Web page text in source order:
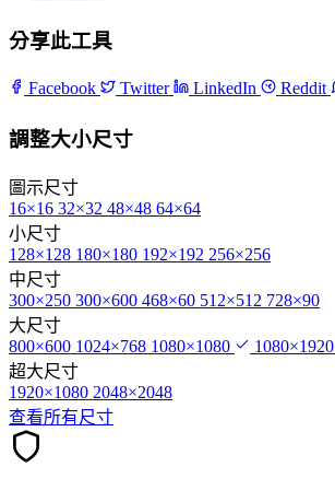
分享此工具
Facebook Twitter LinkedIn Reddit
調整大小尺寸
圖示尺寸
16×16 32×32 48×48 64×64
小尺寸
128×128 180×180 192×192 256×256
中尺寸
300×250 300×600 468×60 512×512 728×90
大尺寸
800×600 1024×768 1080×1080 1080×1920
超大尺寸
1920×1080 2048×2048
查看所有尺寸